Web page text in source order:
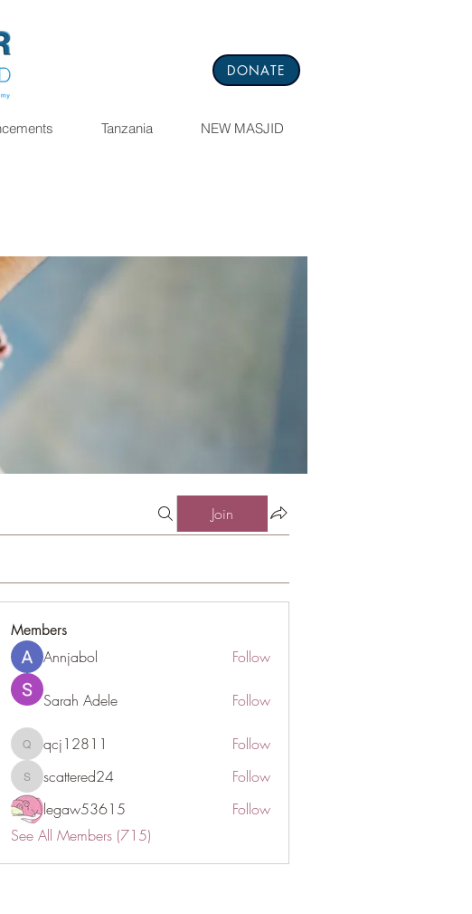
DONATE
Tanzania NEW MASJID
Join
Members
Annjabol Follow
Sarah Adele Follow
qcj12811
qcj12811 Follow
scattered24
scattered24
Follow
legaw53615
Follow
See All Members (715)